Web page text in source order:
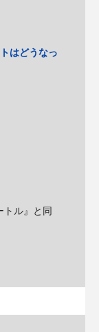
はどうなっ
トル』と同